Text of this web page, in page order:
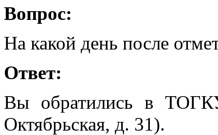
Вопрос:
На какой день после
Ответ:
Вы обратились в
Октябрьская, д. 31).